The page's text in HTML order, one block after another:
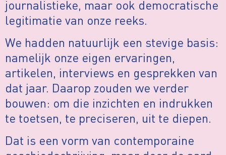
journalistieke, maar ook democratische
legitimatie van onze reeks.
We hadden natuurlijk een stevige basis:
namelijk onze eigen ervaringen,
artikelen, interviews en gesprekken van
dat jaar. Daarop zouden we verder
bouwen: om die inzichten en indrukken
te toetsen, te preciseren, uit te diepen.
Dat is een vorm van contemporaine